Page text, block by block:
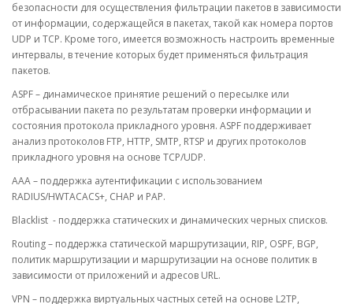
безопасности для осуществления фильтрации пакетов в зависимости
от информации, содержащейся в пакетах, такой как номера портов
UDP и TCP. Кроме того, имеется возможность настроить временные
интервалы, в течение которых будет применяться фильтрация
пакетов.
ASPF – динамическое принятие решений о пересылке или
отбрасывании пакета по результатам проверки информации и
состояния протокола прикладного уровня. ASPF поддерживает
анализ протоколов FTP, HTTP, SMTP, RTSP и других протоколов
прикладного уровня на основе TCP/UDP.
AAA – поддержка аутентификации с использованием
RADIUS/HWTACACS+, CHAP и PAP.
Blacklist - поддержка статических и динамических черных списков.
Routing – поддержка статической маршрутизации, RIP, OSPF, BGP,
политик маршрутизации и маршрутизации на основе политик в
зависимости от приложений и адресов URL.
VPN – поддержка виртуальных частных сетей на основе L2TP,